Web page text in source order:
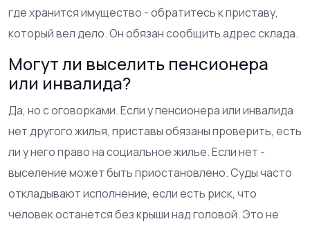
где хранится имущество - обратитесь к приставу,
который вел дело. Он обязан сообщить адрес склада.
Могут ли выселить пенсионера
или инвалида?
Да, но с оговорками. Если у пенсионера или инвалида
нет другого жилья, приставы обязаны проверить, есть
ли у него право на социальное жилье. Если нет -
выселение может быть приостановлено. Суды часто
откладывают исполнение, если есть риск, что
человек останется без крыши над головой. Это не